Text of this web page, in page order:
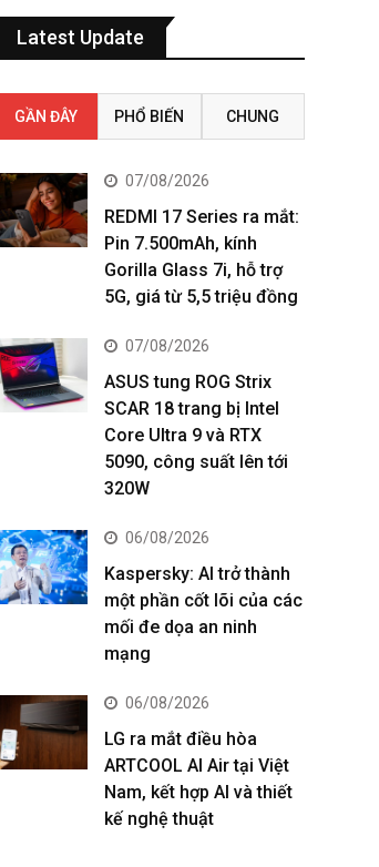
Latest Update
GẦN ĐÂY PHỔ BIẾN CHUNG
07/08/2026
REDMI 17 Series ra mắt:
Pin 7.500mAh, kính
Gorilla Glass 7i, hỗ trợ
5G, giá từ 5,5 triệu đồng
07/08/2026
ASUS tung ROG Strix
SCAR 18 trang bị Intel
Core Ultra 9 và RTX
5090, công suất lên tới
320W
06/08/2026
Kaspersky: AI trở thành
một phần cốt lõi của các
mối đe dọa an ninh
mạng
06/08/2026
LG ra mắt điều hòa
ARTCOOL AI Air tại Việt
Nam, kết hợp AI và thiết
kế nghệ thuật